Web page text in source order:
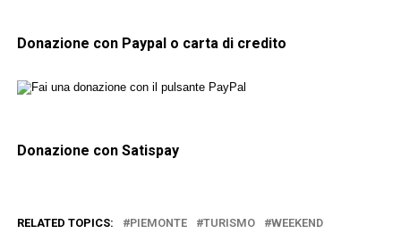
Donazione con Paypal o carta di credito
Donazione con Satispay
RELATED TOPICS: PIEMONTE TURISMO WEEKEND